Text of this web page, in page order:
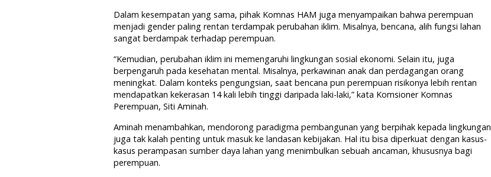
Dalam kesempatan yang sama, pihak Komnas HAM juga menyampaikan bahwa perempuan
menjadi gender paling rentan terdampak perubahan iklim. Misalnya, bencana, alih fungsi lahan
sangat berdampak terhadap perempuan.
“Kemudian, perubahan iklim ini memengaruhi lingkungan sosial ekonomi. Selain itu, juga
berpengaruh pada kesehatan mental. Misalnya, perkawinan anak dan perdagangan orang
meningkat. Dalam konteks pengungsian, saat bencana pun perempuan risikonya lebih rentan
mendapatkan kekerasan 14 kali lebih tinggi daripada laki-laki,” kata Komsioner Komnas
Perempuan, Siti Aminah.
Aminah menambahkan, mendorong paradigma pembangunan yang berpihak kepada lingkungan
juga tak kalah penting untuk masuk ke landasan kebijakan. Hal itu bisa diperkuat dengan kasus-
kasus perampasan sumber daya lahan yang menimbulkan sebuah ancaman, khususnya bagi
perempuan.